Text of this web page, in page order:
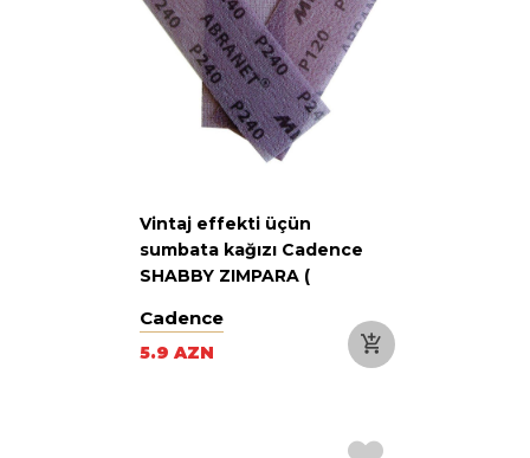
Vintaj effekti üçün
sumbata kağızı Cadence
SHABBY ZIMPARA (
Cadence
5.9 AZN